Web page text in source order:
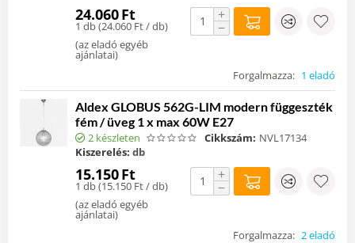
24.060Ft
1 db (24.060 Ft/ db)
(az eladó egyéb
ajánlatai)
+
−
Forgalmazza: 1 eladó
Aldex GLOBUS 562G-LIM modern függeszték
fém / üveg 1 x max 60W E27
2 készleten Cikkszám: NVL17134
Kiszerelés: db
15.150Ft
1 db (15.150 Ft/ db)
(az eladó egyéb
ajánlatai)
+
−
Forgalmazza: 2 eladó